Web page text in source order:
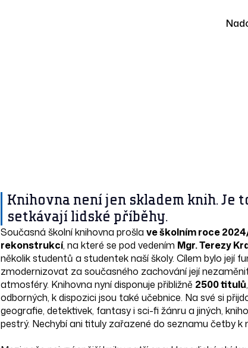
Knihovna není jen skladem knih. Je
setkávají lidské příběhy.
Současná školní knihovna prošla ve školním roce
rekonstrukcí, na které se pod vedením Mgr. Terezy
několik studentů a studentek naší školy. Cílem bylo její
zmodernizovat za současného zachování její
atmosféry. Knihovna nyní disponuje přibližně 2500 titulů
odborných, k dispozici jsou také učebnice. Na své si
geografie, detektivek, fantasy i sci-fi žánru a jiných,
pestrý. Nechybí ani tituly zařazené do seznamu četby k